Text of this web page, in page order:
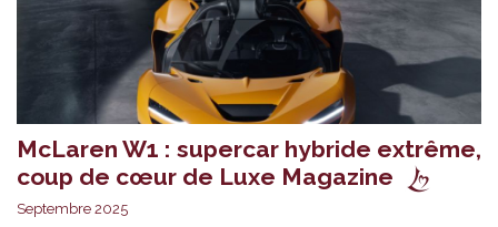
McLaren W1 : supercar hybride extrême,
coup de cœur de Luxe Magazine
Septembre 2025